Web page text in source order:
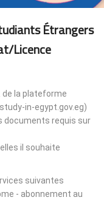
Étrangers
licence
la plateforme
in-egypt.gov.eg)
documents requis sur
il souhaite
suivantes
- abonnement au